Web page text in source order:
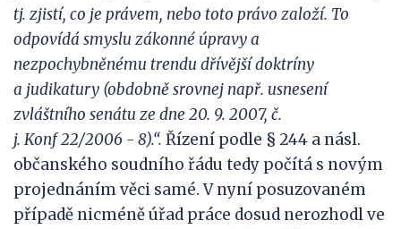
tj. zjistí, co je právem, nebo toto právo založí. To
odpovídá smyslu zákonné úpravy a
nezpochybněnému trendu dřívější doktríny
a judikatury (obdobně srovnej např. usnesení
zvláštního senátu ze dne 20. 9. 2007, č.
j. Konf22/2006 - 8).“. Řízení podle § 244 a násl.
občanského soudního řádu tedy počítá s novým
projednáním věci samé. V nyní posuzovaném
případě nicméně úřad práce dosud nerozhodl ve